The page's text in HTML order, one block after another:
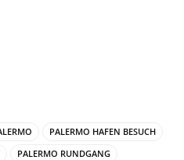
PALERMO HAFEN BESUCH
PALERMO RUNDGANG